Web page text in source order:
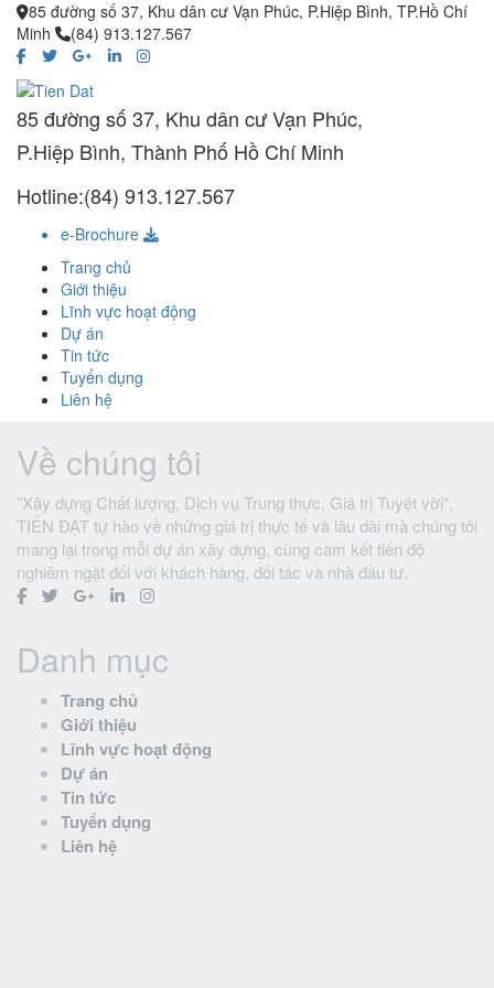
85 đường số 37, Khu dân cư Vạn Phúc, P.Hiệp Bình, TP.Hồ Chí
Minh
(84) 913.127.567
85 đường số 37, Khu dân cư Vạn Phúc,
P.Hiệp Bình, Thành Phố Hồ Chí Minh
Hotline:(84) 913.127.567
e-Brochure
Trang chủ
Giới thiệu
Lĩnh vực hoạt động
Dự án
Tin tức
Tuyển dụng
Liên hệ
Về chúng tôi
"Xây dựng Chất lượng, Dịch vụ Trung thực, Giá trị Tuyệt vời",
TIẾN ĐẠT tự hào về những giá trị thực tế và lâu dài mà chúng tôi
mang lại trong mỗi dự án xây dựng, cùng cam kết tiến độ
nghiêm ngặt đối với khách hàng, đối tác và nhà đầu tư.
Danh mục
Trang chủ
Giới thiệu
Lĩnh vực hoạt động
Dự án
Tin tức
Tuyển dụng
Liên hệ